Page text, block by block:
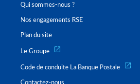
Qui sommes-nous ?
Nos engagements RSE
Plan du site
Le Groupe
Code de conduite La Banque Postale